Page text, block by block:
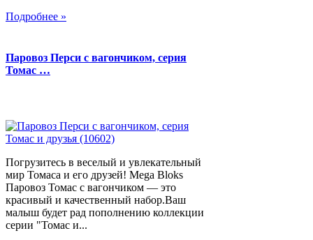
Подробнее »
Паровоз Перси с вагончиком, серия
Томас …
Погрузитесь в веселый и увлекательный
мир Томаса и его друзей! Mega Bloks
Паровоз Томас с вагончиком — это
красивый и качественный набор.Ваш
малыш будет рад пополнению коллекции
серии "Томас и...